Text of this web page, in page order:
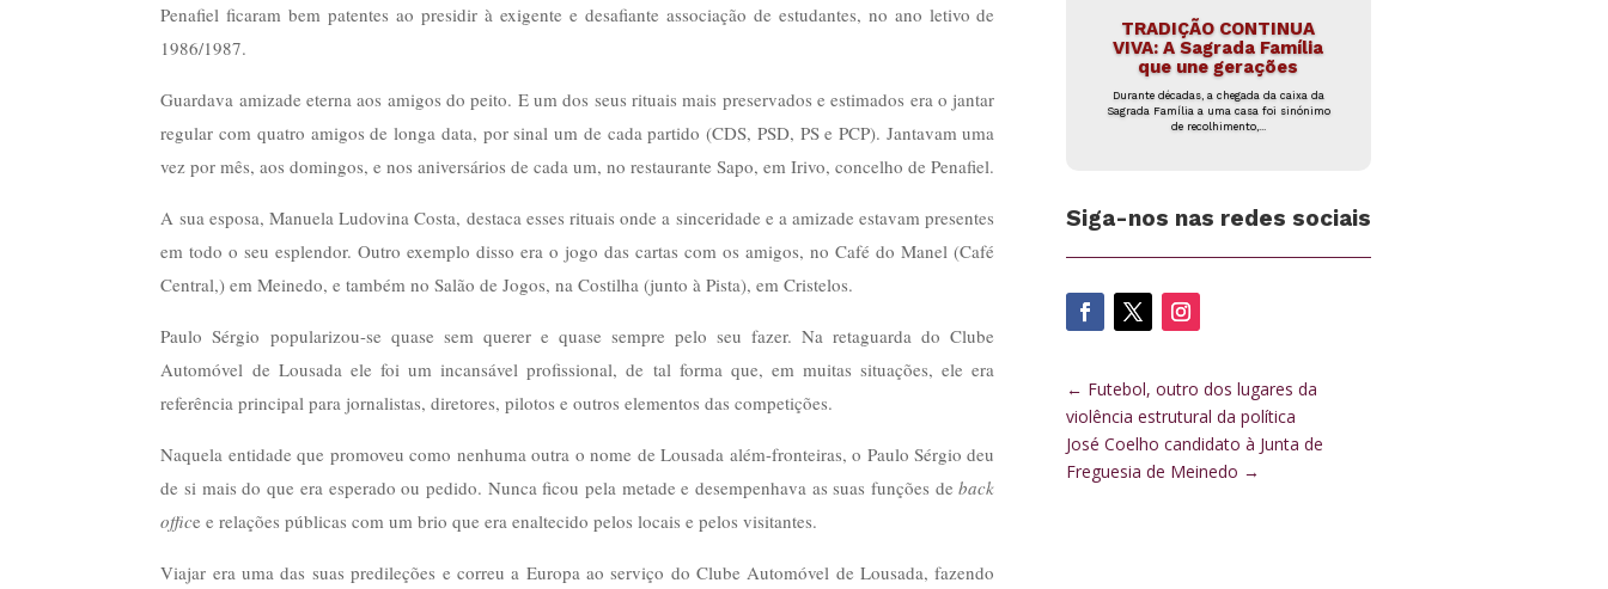
Penafiel ficaram bem patentes ao presidir à exigente e desafiante associação de estudantes, no ano letivo de
1986/1987.
Guardava amizade eterna aos amigos do peito. E um dos seus rituais mais preservados e estimados era o jantar
regular com quatro amigos de longa data, por sinal um de cada partido (CDS, PSD, PS e PCP). Jantavam uma
vez por mês, aos domingos, e nos aniversários de cada um, no restaurante Sapo, em Irivo, concelho de Penafiel.
A sua esposa, Manuela Ludovina Costa, destaca esses rituais onde a sinceridade e a amizade estavam presentes
em todo o seu esplendor. Outro exemplo disso era o jogo das cartas com os amigos, no Café do Manel (Café
Central,) em Meinedo, e também no Salão de Jogos, na Costilha (junto à Pista), em Cristelos.
Paulo Sérgio popularizou-se quase sem querer e quase sempre pelo seu fazer. Na retaguarda do Clube
Automóvel de Lousada ele foi um incansável profissional, de tal forma que, em muitas situações, ele era
referência principal para jornalistas, diretores, pilotos e outros elementos das competições.
Naquela entidade que promoveu como nenhuma outra o nome de Lousada além-fronteiras, o Paulo Sérgio deu
de si mais do que era esperado ou pedido. Nunca ficou pela metade e desempenhava as suas funções deback
office e relações públicas com um brio que era enaltecido pelos locais e pelos visitantes.
Viajar era uma das suas predileções e correu a Europa ao serviço do Clube Automóvel de Lousada, fazendo
TRADIÇÃO CONTINUA
VIVA: A Sagrada Família
que une gerações
Durante décadas, a chegada da caixa da
Sagrada Família a uma casa foi sinónimo
de recolhimento,...
Siga-nos nas redes sociais
← Futebol, outro dos lugares da
violência estrutural da política
José Coelho candidato à Junta de
Freguesia de Meinedo →